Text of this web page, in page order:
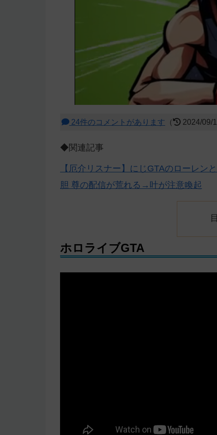
24件のコメントがあります （ 2024/09/
◆関連記事
【厄介リスナー】にじGTAのローレン
胆 尊の配信が荒れる→叶が注意喚起
ホロライブGTA